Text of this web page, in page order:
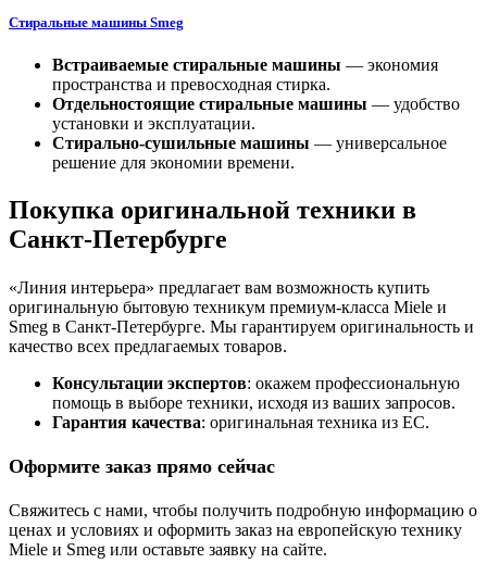
Стиральные машины Smeg
Встраиваемые стиральные машины — экономия
пространства и превосходная стирка.
Отдельностоящие стиральные машины — удобство
установки и эксплуатации.
Стирально-сушильные машины — универсальное
решение для экономии времени.
Покупка оригинальной техники в
Санкт-Петербурге
«Линия интерьера» предлагает вам возможность купить
оригинальную бытовую техникум премиум-класса Miele и
Smeg в Санкт-Петербурге. Мы гарантируем оригинальность и
качество всех предлагаемых товаров.
Консультации экспертов: окажем профессиональную
помощь в выборе техники, исходя из ваших запросов.
Гарантия качества: оригинальная техника из ЕС.
Оформите заказ прямо сейчас
Свяжитесь с нами, чтобы получить подробную информацию о
ценах и условиях и оформить заказ на европейскую технику
Miele и Smeg или оставьте заявку на сайте.